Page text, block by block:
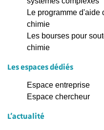
Le programme d'aide
chimie
Les bourses pour
chimie
Les espaces dédiés
Espace entreprise
Espace chercheur
L'actualité